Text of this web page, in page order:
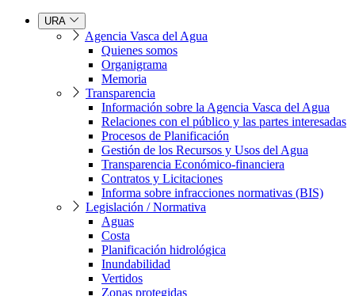
URA
Agencia Vasca del Agua
Quienes somos
Organigrama
Memoria
Transparencia
Información sobre la Agencia Vasca del Agua
Relaciones con el público y las partes interesadas
Procesos de Planificación
Gestión de los Recursos y Usos del Agua
Transparencia Económico-financiera
Contratos y Licitaciones
Informa sobre infracciones normativas (BIS)
Legislación / Normativa
Aguas
Costa
Planificación hidrológica
Inundabilidad
Vertidos
Zonas protegidas